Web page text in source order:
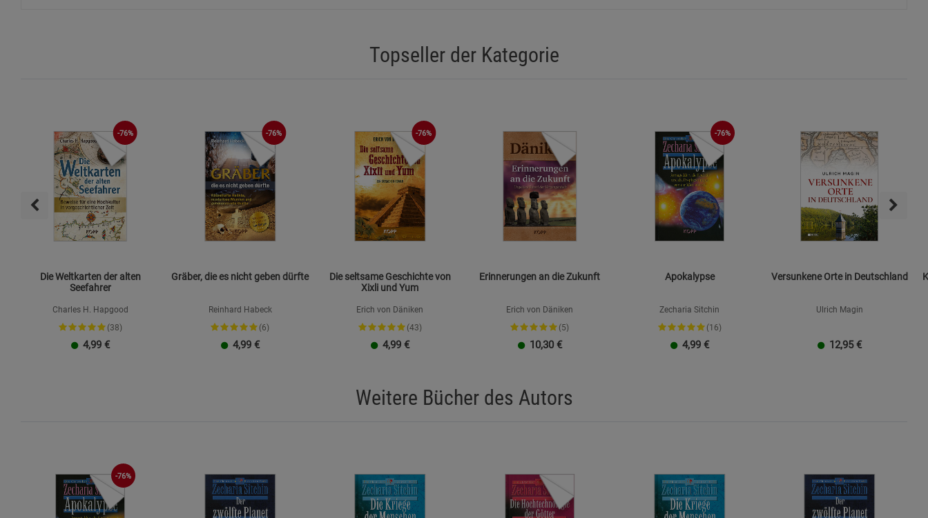
Topseller der Kategorie
-76%
Die Weltkarten der alten
Seefahrer
Charles H. Hapgood
(38)
4,99 €
-76%
Gräber, die es nicht geben dürfte
Reinhard Habeck
(6)
4,99 €
-76%
Die seltsame Geschichte von
Xixli und Yum
Erich von Däniken
(43)
4,99 €
Erinnerungen an die Zukunft
Erich von Däniken
(5)
10,30 €
-76%
Apokalypse
Zecharia Sitchin
(16)
4,99 €
Versunkene Orte in Deutschland
Ulrich Magin
12,95 €
Weitere Bücher des Autors
-76%
Cookie-Informationenanzeigen